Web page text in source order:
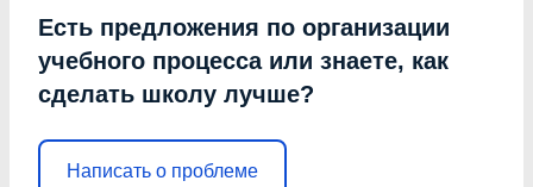
Есть предложения по организации
учебного процесса или знаете, как
сделать школу лучше?
Написать о проблеме